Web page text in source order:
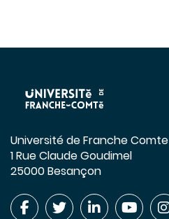
Université de Franche Comte
1 Rue Claude Goudimel
25000 Besançon